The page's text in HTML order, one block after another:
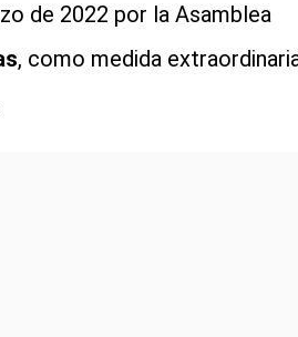
de 2022 por la Asamblea
, como medida